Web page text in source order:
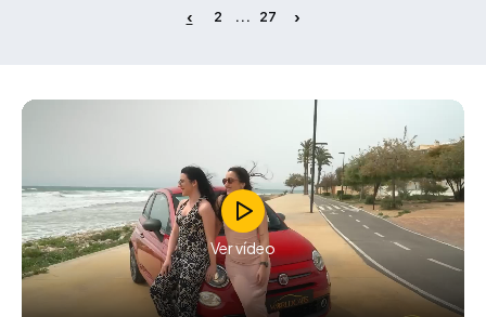
2 ... 27
Ver vídeo